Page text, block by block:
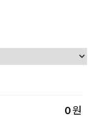
0원